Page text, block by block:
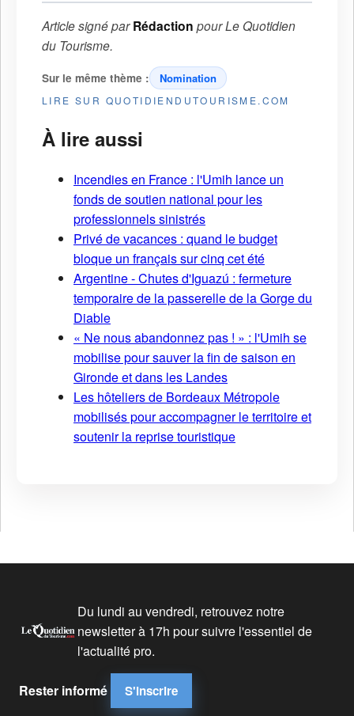
Article signé parRédaction pourLe Quotidien
du Tourisme.
Sur le même thème : Nomination
LIRE SUR QUOTIDIENDUTOURISME.COM
À lire aussi
Incendies en France : l'Umih lance un
fonds de soutien national pour les
professionnels sinistrés
Privé de vacances : quand le budget
bloque un français sur cinq cet été
Argentine - Chutes d'Iguazú : fermeture
temporaire de la passerelle de la Gorge du
Diable
« Ne nous abandonnez pas ! » : l'Umih se
mobilise pour sauver la fin de saison en
Gironde et dans les Landes
Les hôteliers de Bordeaux Métropole
mobilisés pour accompagner le territoire et
soutenir la reprise touristique
Du lundi au vendredi, retrouvez notre
newsletter à 17h pour suivre l'essentiel de
l'actualité pro.
Rester informé S'inscrire